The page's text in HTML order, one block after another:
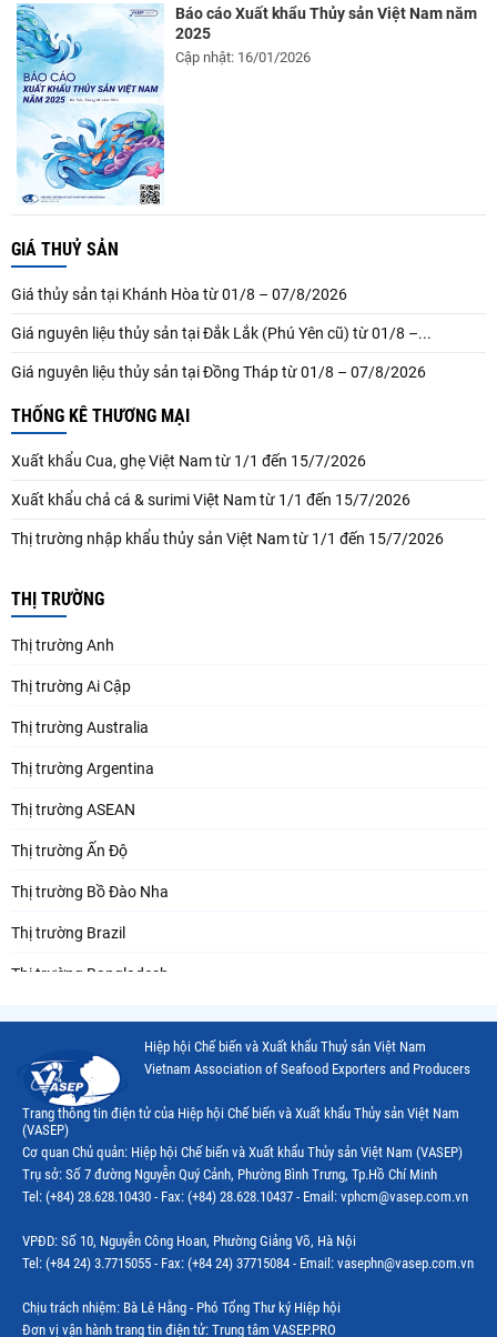
Báo cáo Xuất khẩu Thủy sản Việt Nam năm
2025
Cập nhật: 16/01/2026
GIÁ THUỶ SẢN
Giá thủy sản tại Khánh Hòa từ 01/8 – 07/8/2026
Giá nguyên liệu thủy sản tại Đắk Lắk (Phú Yên cũ) từ 01/8 –...
Giá nguyên liệu thủy sản tại Đồng Tháp từ 01/8 – 07/8/2026
THỐNG KÊ THƯƠNG MẠI
Xuất khẩu Cua, ghẹ Việt Nam từ 1/1 đến 15/7/2026
Xuất khẩu chả cá & surimi Việt Nam từ 1/1 đến 15/7/2026
Thị trường nhập khẩu thủy sản Việt Nam từ 1/1 đến 15/7/2026
THỊ TRƯỜNG
Thị trường Anh
Thị trường Ai Cập
Thị trường Australia
Thị trường Argentina
Thị trường ASEAN
Thị trường Ấn Độ
Thị trường Bồ Đào Nha
Thị trường Brazil
Thị trường Bangladesh
Thị trường Canada
Thị trường Ecuador
Thị trường EU
Thị trường Indonesia
Thị trường Mỹ
Thị trường Nga
Hiệp hội Chế biến và Xuất khẩu Thuỷ sản Việt Nam
Vietnam Association of Seafood Exporters and Producers
Trang thông tin điện tử của Hiệp hội Chế biến và Xuất khẩu Thủy sản Việt Nam
(VASEP)
Cơ quan Chủ quản: Hiệp hội Chế biến và Xuất khẩu Thủy sản Việt Nam (VASEP)
Trụ sở: Số 7 đường Nguyễn Quý Cảnh, Phường Bình Trưng, Tp.Hồ Chí Minh
Tel: (+84) 28.628.10430 - Fax: (+84) 28.628.10437 - Email: vphcm@vasep.com.vn
VPĐD: Số 10, Nguyễn Công Hoan, Phường Giảng Võ, Hà Nội
Tel: (+84 24) 3.7715055 - Fax: (+84 24) 37715084 - Email: vasephn@vasep.com.vn
Chịu trách nhiệm: Bà Lê Hằng - Phó Tổng Thư ký Hiệp hội
Đơn vị vận hành trang tin điện tử: Trung tâm VASEP.PRO